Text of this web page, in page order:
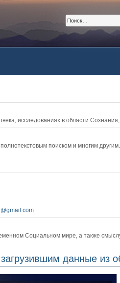
исследованиях в области
поиском и многим
Социальном мире, а также
данные из